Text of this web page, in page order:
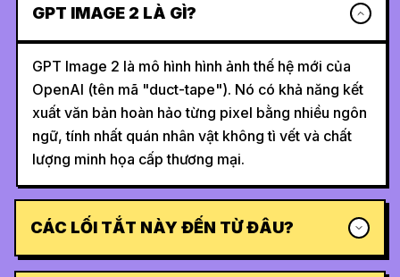
GPT IMAGE 2 LÀ GÌ?
GPT Image 2 là mô hình hình ảnh thế hệ mới của
OpenAI (tên mã "duct-tape"). Nó có khả năng kết
xuất văn bản hoàn hảo từng pixel bằng nhiều ngôn
ngữ, tính nhất quán nhân vật không tì vết và chất
lượng minh họa cấp thương mại.
CÁC LỐI TẮT NÀY ĐẾN TỪ ĐÂU?